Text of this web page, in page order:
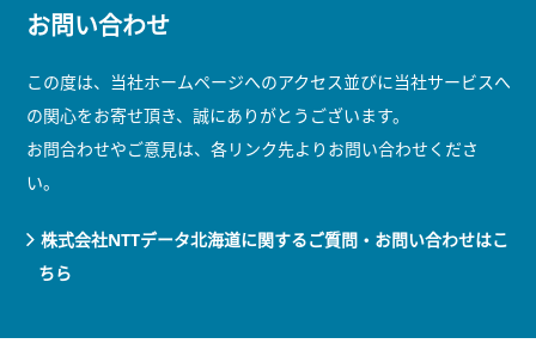
お問い合わせ
この度は、当社ホームページへのアクセス並びに当社サービスへ
の関心をお寄せ頂き、誠にありがとうございます。
お問合わせやご意見は、各リンク先よりお問い合わせくださ
い。
株式会社NTTデータ北海道に関するご質問・お問い合わせはこ
ちら